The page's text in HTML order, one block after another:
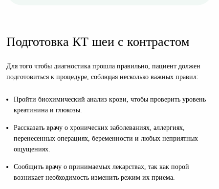
Подготовка КТ шеи с контрастом
Для того чтобы диагностика прошла правильно, пациент должен
подготовиться к процедуре, соблюдая несколько важных правил:
Пройти биохимический анализ крови, чтобы проверить уровень
креатинина и глюкозы.
Рассказать врачу о хронических заболеваниях, аллергиях,
перенесенных операциях, беременности и любых неприятных
ощущениях.
Сообщить врачу о принимаемых лекарствах, так как порой
возникает необходимость изменить режим их приема.